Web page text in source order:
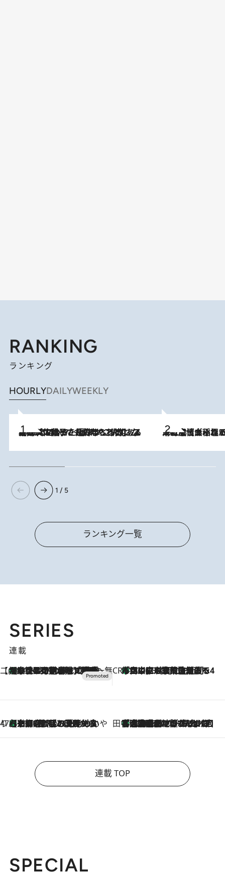
RANKING
ランキング
HOURLYDAILYWEEKLY
2026.8.5
【阿川佐和子さんの年とる力】なぜ70代で始めた趣味は“こんなに楽しい”のか？ ピアノ、俳句…スランプに陥っても続けられる“ある秘訣”とは 2026.8.5
下町風情あふれる台北屈指の人気エリア・大稲埕でセンスのいい台湾土産《ヴ
1 / 5
ランキング一覧
SERIES
連載
【CREA×星野リゾート】唯一無二。癒しと発見が待つ場所へ
2026.8.7
【トンボの足水浴】ヒノキの香りに包まれて涼感マックス！約13℃の湧水かけ流しを避暑地「星野温泉 トンボの湯」で体験 CREA'S CHOICE
2026.8.7
「立川にも歌舞伎があるんだよ」 片岡仁左衛門・市川中車ら豪華座組みで4年目の立川立飛歌舞伎へ
47都道府県の手みやげ ひんやりスイーツで夏を満喫
2026.8.7
【京都府】この夏絶対食べたい 冷やしておいしいおやつ3選 ひと口目から心を掴む新緑のテリーヌ 田中稲の勝手に再ブーム
2026.8.7
「湘南乃風に憧れて」観客大盛上がりの“タオル回し”に、ラッパー顔負けの高速歌唱まで…さだまさし（74）のアグレッシブすぎる現在地
連載 TOP
SPECIAL